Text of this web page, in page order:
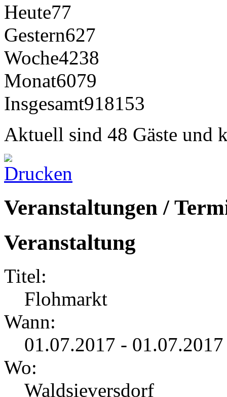
Heute77
Gestern627
Woche4238
Monat6079
Insgesamt918153
Aktuell sind 48 Gäste und
Veranstaltungen /
Veranstaltung
Titel:
Flohmarkt
Wann:
01.07.2017 -
Wo:
Waldsieversdorf